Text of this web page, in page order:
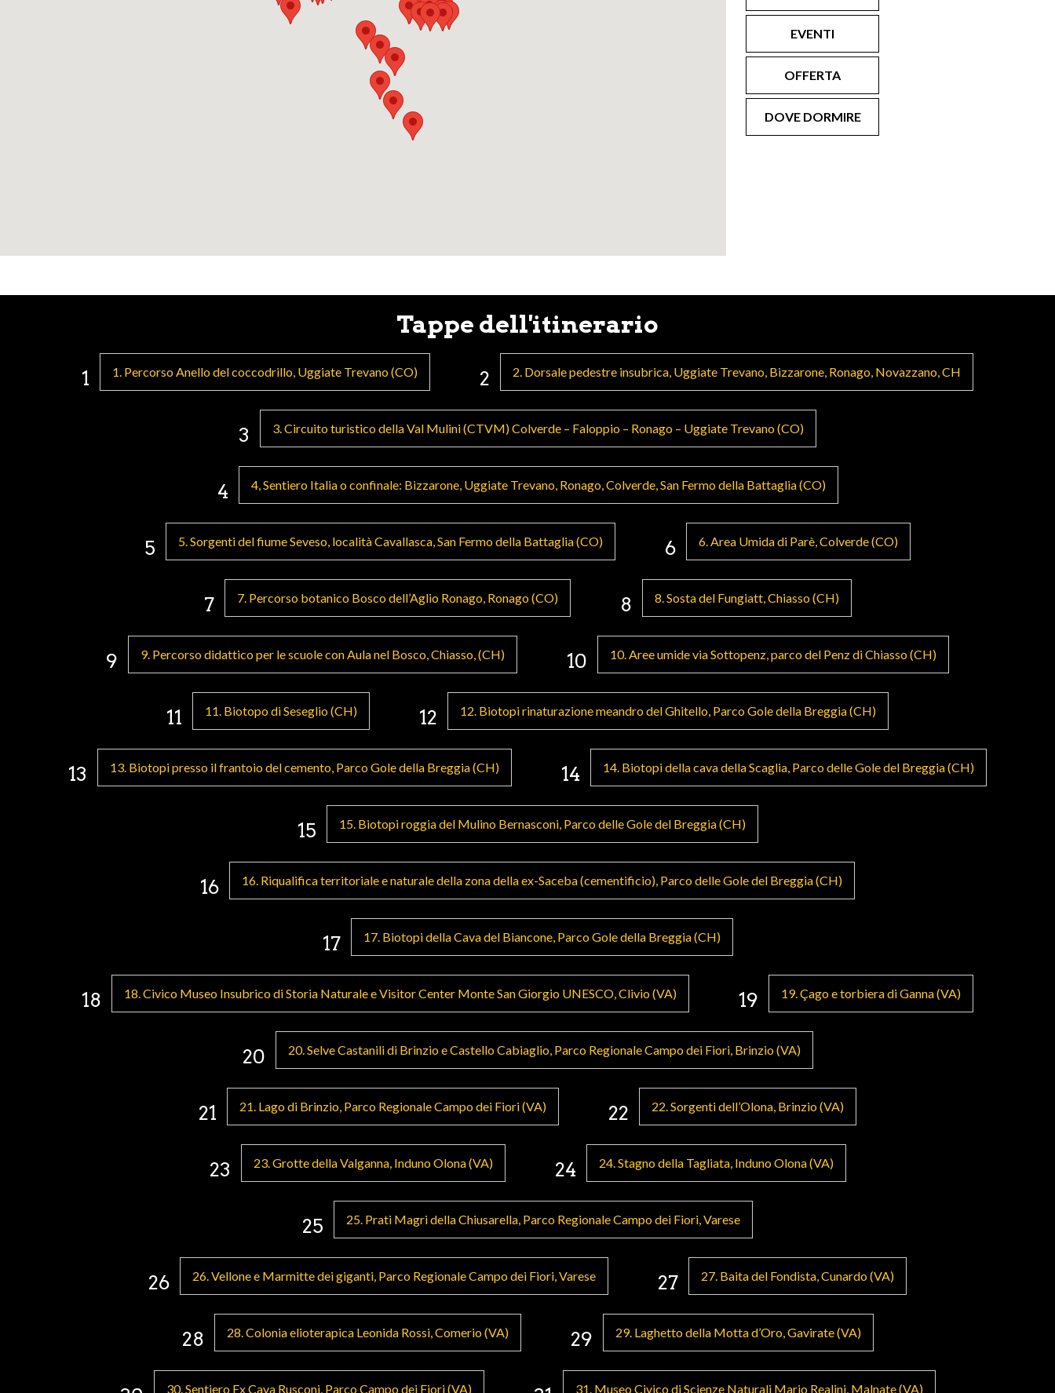
EVENTI
OFFERTA
DOVE DORMIRE
Tappe dell'itinerario
1 1. Percorso Anello del coccodrillo, Uggiate Trevano (CO) 2 2. Dorsale pedestre insubrica, Uggiate Trevano, Bizzarone, Ronago, Novazzano, CH
3 3. Circuito turistico della Val Mulini (CTVM) Colverde – Faloppio – Ronago – Uggiate Trevano (CO)
4 4, Sentiero Italia o confinale: Bizzarone, Uggiate Trevano, Ronago, Colverde, San Fermo della Battaglia (CO)
5 5. Sorgenti del fiume Seveso, località Cavallasca, San Fermo della Battaglia (CO) 6 6. Area Umida di Parè, Colverde (CO)
7 7. Percorso botanico Bosco dell’Aglio Ronago, Ronago (CO) 8 8. Sosta del Fungiatt, Chiasso (CH)
9 9. Percorso didattico per le scuole con Aula nel Bosco, Chiasso, (CH) 10 10. Aree umide via Sottopenz, parco del Penz di Chiasso (CH)
11 11. Biotopo di Seseglio (CH) 12 12. Biotopi rinaturazione meandro del Ghitello, Parco Gole della Breggia (CH)
13 13. Biotopi presso il frantoio del cemento, Parco Gole della Breggia (CH) 14 14. Biotopi della cava della Scaglia, Parco delle Gole del Breggia (CH)
15 15. Biotopi roggia del Mulino Bernasconi, Parco delle Gole del Breggia (CH)
16 16. Riqualifica territoriale e naturale della zona della ex-Saceba (cementificio), Parco delle Gole del Breggia (CH)
17 17. Biotopi della Cava del Biancone, Parco Gole della Breggia (CH)
18 18. Civico Museo Insubrico di Storia Naturale e Visitor Center Monte San Giorgio UNESCO, Clivio (VA) 19 19. Çago e torbiera di Ganna (VA)
20 20. Selve Castanili di Brinzio e Castello Cabiaglio, Parco Regionale Campo dei Fiori, Brinzio (VA)
21 21. Lago di Brinzio, Parco Regionale Campo dei Fiori (VA) 22 22. Sorgenti dell’Olona, Brinzio (VA)
23 23. Grotte della Valganna, Induno Olona (VA) 24 24. Stagno della Tagliata, Induno Olona (VA)
25 25. Prati Magri della Chiusarella, Parco Regionale Campo dei Fiori, Varese
26 26. Vellone e Marmitte dei giganti, Parco Regionale Campo dei Fiori, Varese 27 27. Baita del Fondista, Cunardo (VA)
28 28. Colonia elioterapica Leonida Rossi, Comerio (VA) 29 29. Laghetto della Motta d’Oro, Gavirate (VA)
30. Sentiero Ex Cava Rusconi, Parco Campo dei Fiori (VA) 31. Museo Civico di Scienze Naturali Mario Realini, Malnate (VA)